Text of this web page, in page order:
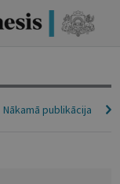
Nākamā publikācija